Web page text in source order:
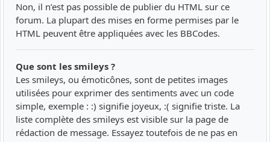
Non, il n’est pas possible de publier du HTML sur ce
forum. La plupart des mises en forme permises par le
HTML peuvent être appliquées avec les BBCodes.
Que sont les smileys ?
Les smileys, ou émoticônes, sont de petites images
utilisées pour exprimer des sentiments avec un code
simple, exemple : :) signifie joyeux, :( signifie triste. La
liste complète des smileys est visible sur la page de
rédaction de message. Essayez toutefois de ne pas en